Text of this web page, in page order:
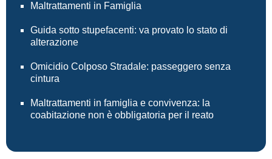
Maltrattamenti in Famiglia
Guida sotto stupefacenti: va provato lo stato di
alterazione
Omicidio Colposo Stradale: passeggero senza
cintura
Maltrattamenti in famiglia e convivenza: la
coabitazione non è obbligatoria per il reato